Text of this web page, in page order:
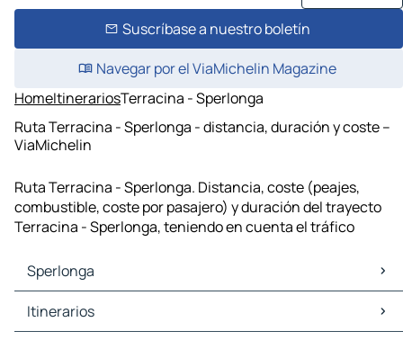
Suscríbase a nuestro boletín
Navegar por el ViaMichelin Magazine
HomeItinerariosTerracina - Sperlonga
Ruta Terracina - Sperlonga - distancia, duración y coste –
ViaMichelin
Ruta Terracina - Sperlonga. Distancia, coste (peajes,
combustible, coste por pasajero) y duración del trayecto
Terracina - Sperlonga, teniendo en cuenta el tráfico
Sperlonga
Sperlonga Mapas Planos
Sperlonga Trafico
Itinerarios